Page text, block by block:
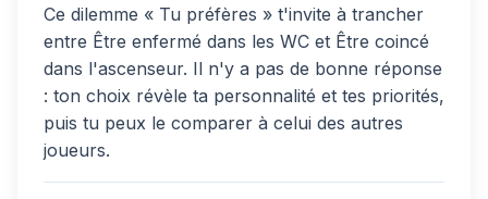
Ce dilemme « Tu préfères » t'invite à trancher
entre Être enfermé dans les WC et Être coincé
dans l'ascenseur. Il n'y a pas de bonne réponse
: ton choix révèle ta personnalité et tes priorités,
puis tu peux le comparer à celui des autres
joueurs.